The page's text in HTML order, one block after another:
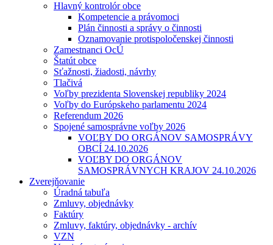
Hlavný kontrolór obce
Kompetencie a právomoci
Plán činnosti a správy o činnosti
Oznamovanie protispoločenskej činnosti
Zamestnanci OcÚ
Štatút obce
Sťažnosti, žiadosti, návrhy
Tlačivá
Voľby prezidenta Slovenskej republiky 2024
Voľby do Európskeho parlamentu 2024
Referendum 2026
Spojené samosprávne voľby 2026
VOĽBY DO ORGÁNOV SAMOSPRÁVY
OBCÍ 24.10.2026
VOĽBY DO ORGÁNOV
SAMOSPRÁVNYCH KRAJOV 24.10.2026
Zverejňovanie
Úradná tabuľa
Zmluvy, objednávky
Faktúry
Zmluvy, faktúry, objednávky - archív
VZN